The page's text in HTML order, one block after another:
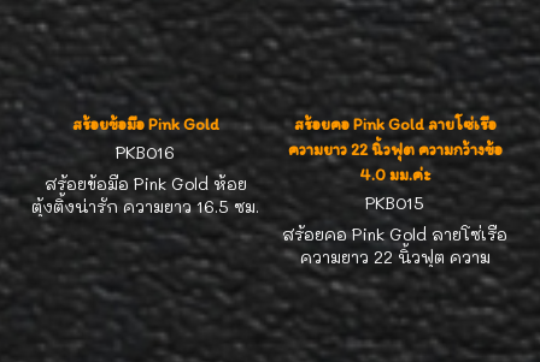
สร้อยข้อมือ Pink Gold
PKB016
สร้อยข้อมือ Pink Gold ห้อย
ตุ้งติ้งน่ารัก ความยาว 16.5 ซม.
ค่ะ Pink Gold สีสวยเปอร์เซ็นต์
ทองสูงค่ะ ใส่สวยน่ารักค่ะ
สร้อยคอ Pink Gold ลายโซ่เรือ
ความยาว 22 นิ้วฟุต ความกว้างข้อ
4.0 มม.ค่ะ
PKB015
สร้อยคอ Pink Gold ลายโซ่เรือ
ความยาว 22 นิ้วฟุต ความ
กว้างข้อ 4.0 มม.ค่ะ Pink Gold
สีสวยเปอร์เซ็นต์ทองสูงค่ะ